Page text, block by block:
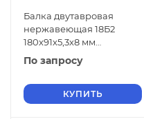
Балка двутавровая
нержавеющая 18Б2
180х91х5,3х8 мм
06ХН28МДТ ГОСТ 26020-
По запросу
КУПИТЬ